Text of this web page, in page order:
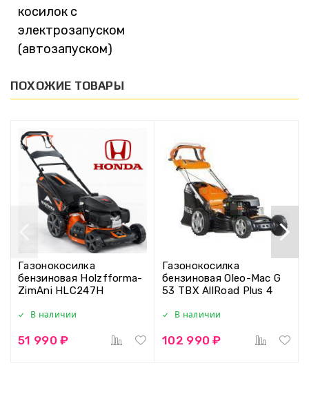
косилок с
электрозапуском
(автозапуском)
ПОХОЖИЕ ТОВАРЫ
Газонокосилка
бензиновая Holzfforma-
ZimAni HLC247H
В наличии
51 990 ₽
Газонокосилка
бензиновая Oleo-Mac G
53 TBX AllRoad Plus 4
В наличии
102 990 ₽